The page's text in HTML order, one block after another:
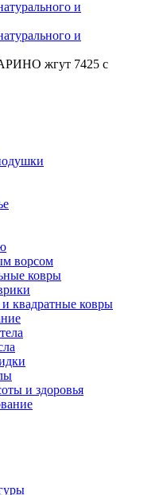
и
и
жгут 7425 с
ворсом
ковры
квадратные ковры
и здоровья